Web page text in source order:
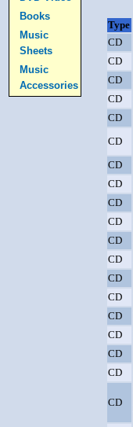
Books
Music
Sheets
Music
Accessories
Type
CD
CD
CD
CD
CD
CD
CD
CD
CD
CD
CD
CD
CD
CD
CD
CD
CD
CD
CD